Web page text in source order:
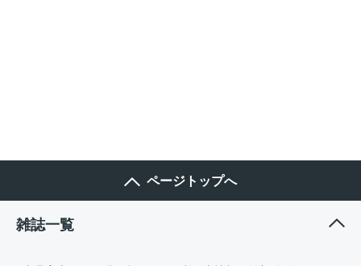
ページトップへ
雑誌一覧